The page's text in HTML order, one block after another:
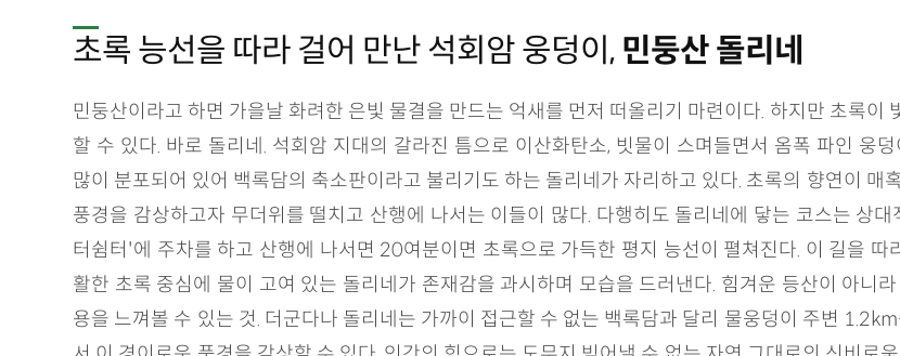
초록 능선을 따라 걸어 만난 석회암 웅덩이, 민둥산 돌리네
민둥산이라고 하면 가을날 화려한 은빛 물결을 만드는 억새를 먼저 떠올리기 마련이다. 하지만 초록
할 수 있다. 바로 돌리네. 석회암 지대의 갈라진 틈으로 이산화탄소, 빗물이 스며들면서 옴폭 파인 웅
많이 분포되어 있어 백록담의 축소판이라고 불리기도 하는 돌리네가 자리하고 있다. 초록의 향연이
풍경을 감상하고자 무더위를 떨치고 산행에 나서는 이들이 많다. 다행히도 돌리네에 닿는 코스는 상
터쉼터'에 주차를 하고 산행에 나서면 20여분이면 초록으로 가득한 평지 능선이 펼쳐진다. 이 길을
활한 초록 중심에 물이 고여 있는 돌리네가 존재감을 과시하며 모습을 드러낸다. 힘겨운 등산이 아니
용을 느껴볼 수 있는 것. 더군다나 돌리네는 가까이 접근할 수 없는 백록담과 달리 물웅덩이 주변